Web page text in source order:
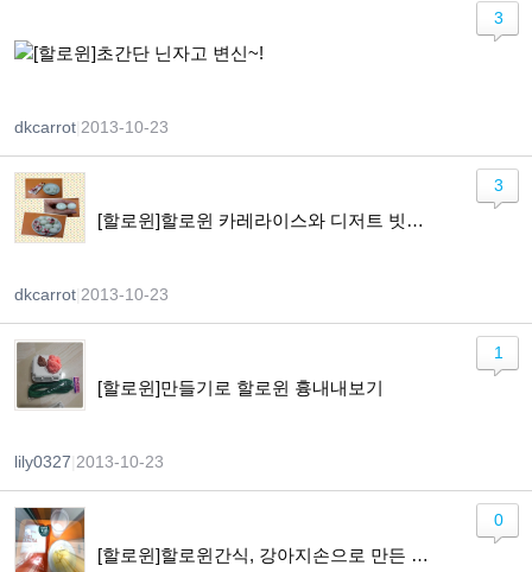
[할로윈]초간단 닌자고 변신~!
dkcarrot 2013-10-23
3
[할로윈]할로윈 카레라이스와 디저트 빗자루~~!
dkcarrot 2013-10-23
3
[할로윈]만들기로 할로윈 흉내내보기
lily0327 2013-10-23
1
[할로윈]할로윈간식, 강아지손으로 만든 머핀 ㅠㅠ
0